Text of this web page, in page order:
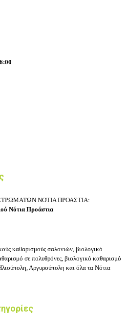
ΝΟΤΙΑ ΠΡΟΑΣΤΙΑ:
Νότια Προάστια
καθαρισμούς σαλονιών, βιολογικό
σε πολυθρόνες, βιολογικό καθαρισμό
Αργυρούπολη και όλα τα Νότια